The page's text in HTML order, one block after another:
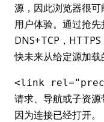
源，因此浏览器很
用户体验。通过抢
DNS+TCP，
快未来从给定源加载
<link
请求、导航或子资源
因为连接已经打开。